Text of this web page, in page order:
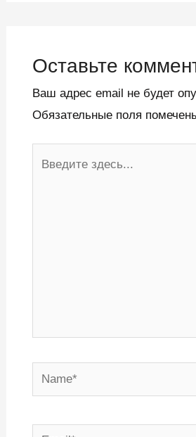
Оставьте
Ваш адрес email не будет
Обязательные поля
Name*
Email*